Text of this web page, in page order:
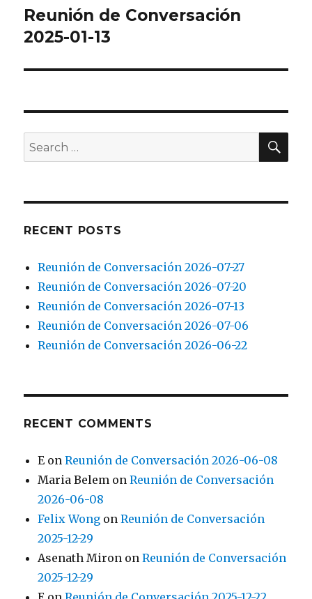
Next
post:
Reunión de Conversación
2025-01-13
Search
for:
RECENT POSTS
Reunión de Conversación 2026-07-27
Reunión de Conversación 2026-07-20
Reunión de Conversación 2026-07-13
Reunión de Conversación 2026-07-06
Reunión de Conversación 2026-06-22
RECENT COMMENTS
E onReunión de Conversación 2026-06-08
Maria Belem onReunión de Conversación
2026-06-08
Felix Wong onReunión de Conversación
2025-12-29
Asenath Miron onReunión de Conversación
2025-12-29